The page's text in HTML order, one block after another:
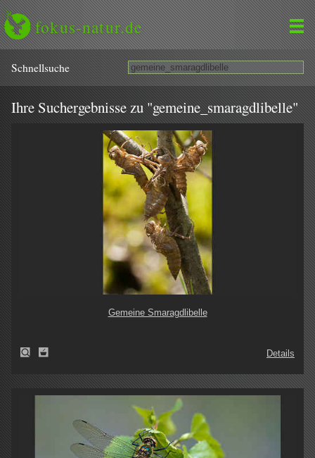
fokus-natur.de
Schnell­suche
Ihre Suchergebnisse zu "gemeine_smaragdlibelle"
Gemeine Smaragdlibelle
Details